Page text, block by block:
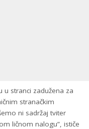
u stranci zadužena za
stranačkim
ni sadržaj tviter
ličnom nalogu”, ističe